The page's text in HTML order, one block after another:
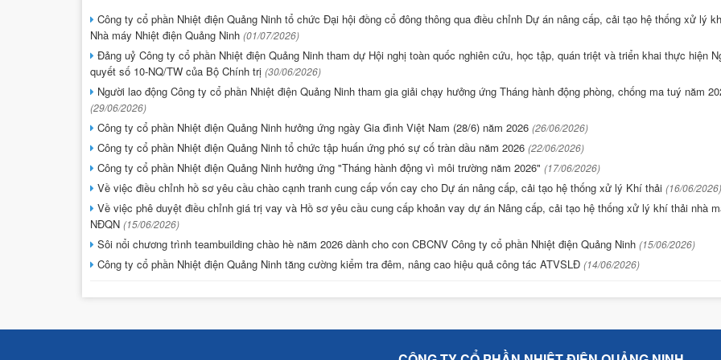
Công ty cổ phần Nhiệt điện Quảng Ninh tổ chức Đại hội đồng cổ đông thông qua điều chỉnh Dự án nâng cấp, cải tạo hệ thống xử lý
Nhà máy Nhiệt điện Quảng Ninh (01/07/2026)
Đảng uỷ Công ty cổ phần Nhiệt điện Quảng Ninh tham dự Hội nghị toàn quốc nghiên cứu, học tập, quán triệt và triển khai thực hiện
quyết số 10-NQ/TW của Bộ Chính trị (30/06/2026)
Người lao động Công ty cổ phần Nhiệt điện Quảng Ninh tham gia giải chạy hưởng ứng Tháng hành động phòng, chống ma tuý năm
(29/06/2026)
Công ty cổ phần Nhiệt điện Quảng Ninh hưởng ứng ngày Gia đình Việt Nam (28/6) năm 2026 (26/06/2026)
Công ty cổ phần Nhiệt điện Quảng Ninh tổ chức tập huấn ứng phó sự cố tràn dầu năm 2026 (22/06/2026)
Công ty cổ phần Nhiệt điện Quảng Ninh hưởng ứng "Tháng hành động vì môi trường năm 2026" (17/06/2026)
Về việc điều chỉnh hồ sơ yêu cầu chào cạnh tranh cung cấp vốn cay cho Dự án nâng cấp, cải tạo hệ thống xử lý Khí thải (16/06/2026)
Về việc phê duyệt điều chỉnh giá trị vay và Hồ sơ yêu cầu cung cấp khoản vay dự án Nâng cấp, cải tạo hệ thống xử lý khí thải nhà
NĐQN (15/06/2026)
Sôi nổi chương trình teambuilding chào hè năm 2026 dành cho con CBCNV Công ty cổ phần Nhiệt điện Quảng Ninh (15/06/2026)
Công ty cổ phần Nhiệt điện Quảng Ninh tăng cường kiểm tra đêm, nâng cao hiệu quả công tác ATVSLĐ (14/06/2026)